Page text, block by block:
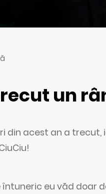
un
din acest an a
eu văd doar